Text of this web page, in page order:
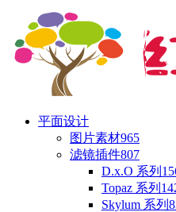
平面设计
图片素材965
滤镜插件807
D.x.O 系列
Topaz 系列
Skylum 系列